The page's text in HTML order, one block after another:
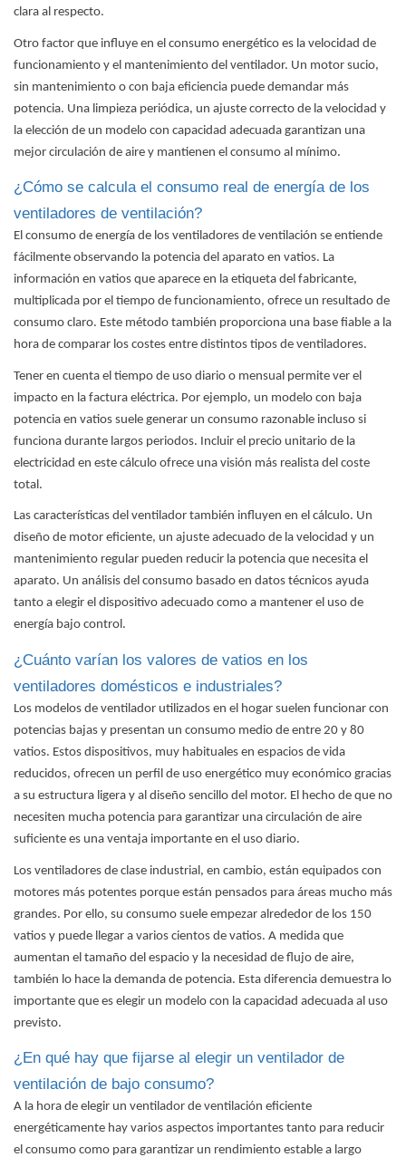
clara al respecto.
Otro factor que influye en el consumo energético es la velocidad de
funcionamiento y el mantenimiento del ventilador. Un motor sucio,
sin mantenimiento o con baja eficiencia puede demandar más
potencia. Una limpieza periódica, un ajuste correcto de la velocidad y
la elección de un modelo con capacidad adecuada garantizan una
mejor circulación de aire y mantienen el consumo al mínimo.
¿Cómo se calcula el consumo real de energía de los
ventiladores de ventilación?
El consumo de energía de los ventiladores de ventilación se entiende
fácilmente observando la potencia del aparato en vatios. La
información en vatios que aparece en la etiqueta del fabricante,
multiplicada por el tiempo de funcionamiento, ofrece un resultado de
consumo claro. Este método también proporciona una base fiable a la
hora de comparar los costes entre distintos tipos de ventiladores.
Tener en cuenta el tiempo de uso diario o mensual permite ver el
impacto en la factura eléctrica. Por ejemplo, un modelo con baja
potencia en vatios suele generar un consumo razonable incluso si
funciona durante largos periodos. Incluir el precio unitario de la
electricidad en este cálculo ofrece una visión más realista del coste
total.
Las características del ventilador también influyen en el cálculo. Un
diseño de motor eficiente, un ajuste adecuado de la velocidad y un
mantenimiento regular pueden reducir la potencia que necesita el
aparato. Un análisis del consumo basado en datos técnicos ayuda
tanto a elegir el dispositivo adecuado como a mantener el uso de
energía bajo control.
¿Cuánto varían los valores de vatios en los
ventiladores domésticos e industriales?
Los modelos de ventilador utilizados en el hogar suelen funcionar con
potencias bajas y presentan un consumo medio de entre 20 y 80
vatios. Estos dispositivos, muy habituales en espacios de vida
reducidos, ofrecen un perfil de uso energético muy económico gracias
a su estructura ligera y al diseño sencillo del motor. El hecho de que no
necesiten mucha potencia para garantizar una circulación de aire
suficiente es una ventaja importante en el uso diario.
Los ventiladores de clase industrial, en cambio, están equipados con
motores más potentes porque están pensados para áreas mucho más
grandes. Por ello, su consumo suele empezar alrededor de los 150
vatios y puede llegar a varios cientos de vatios. A medida que
aumentan el tamaño del espacio y la necesidad de flujo de aire,
también lo hace la demanda de potencia. Esta diferencia demuestra lo
importante que es elegir un modelo con la capacidad adecuada al uso
previsto.
¿En qué hay que fijarse al elegir un ventilador de
ventilación de bajo consumo?
A la hora de elegir un ventilador de ventilación eficiente
energéticamente hay varios aspectos importantes tanto para reducir
el consumo como para garantizar un rendimiento estable a largo